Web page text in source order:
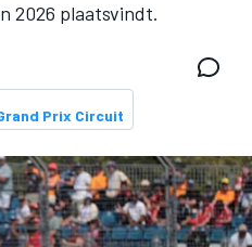
2026 plaatsvindt.
Prix Circuit